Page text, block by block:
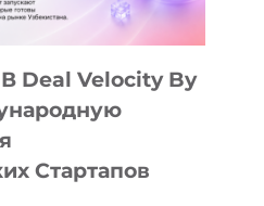
Deal Velocity By
Стартапов